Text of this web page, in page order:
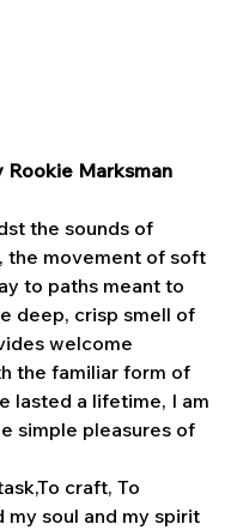
Rookie Marksman
the sounds of
the movement of soft
to paths meant to
deep, crisp smell of
welcome
the familiar form of
lasted a lifetime, I am
simple pleasures of
craft, To
my soul and my spirit